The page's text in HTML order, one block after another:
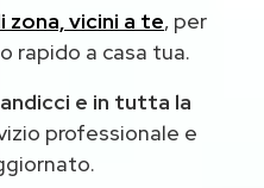
zona, vicini a te, per
rapido a casa tua.
e in tutta la
professionale e